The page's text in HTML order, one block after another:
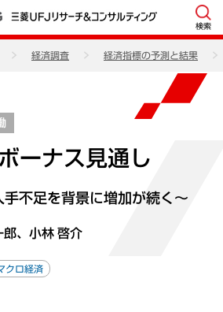
検索
経済調査 経済指標の予測と結果
ーナス見通し
不足を背景に増加が続く～
郎、小林 啓介
クロ経済